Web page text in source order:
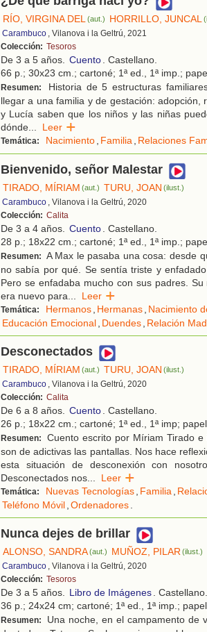
RÍO, VIRGINA DEL(aut.) HORRILLO, JUNCAL
Carambuco , Vilanova i la Geltrú, 2021
Colección: Tesoros
De 3 a 5 años. Cuento. Castellano.
66 p.; 30x23 cm.; cartoné; 1ª ed., 1ª imp.;
Resumen:
Historia de 5 estructuras
llegar a una familia y de gestación: adopción,
y Lucía saben que los niños y las niñas
dónde... Leer
Temática: Nacimiento, Familia, Relaciones
Bienvenido, señor Malestar
TIRADO, MÍRIAM (aut.) TURU, JOAN (ilust.)
Carambuco , Vilanova i la Geltrú, 2020
Colección: Calita
De 3 a 4 años. Cuento. Castellano.
28 p.; 18x22 cm.; cartoné; 1ª ed., 1ª imp.;
Resumen: A Max le pasaba una cosa: desde
no sabía por qué. Se sentía triste y
Pero se enfadaba mucho con sus padres.
era nuevo para... Leer
Temática: Hermanos, Hermanas, Nacimiento
Educación Emocional, Duendes, Relación
Desconectados
TIRADO, MÍRIAM (aut.) TURU, JOAN (ilust.)
Carambuco , Vilanova i la Geltrú, 2020
Colección: Calita
De 6 a 8 años. Cuento. Castellano.
26 p.; 18x22 cm.; cartoné; 1ª ed., 1ª imp;
Resumen:
Cuento escrito por Míriam Tirado
son de adictivas las pantallas. Nos hace
esta situación de desconexión con
Desconectados nos... Leer
Temática: Nuevas Tecnologías, Familia,
Teléfono Móvil,Ordenadores.
Nunca dejes de brillar
ALONSO, SANDRA(aut.) MUÑOZ, PILAR(ilust.)
Carambuco , Vilanova i la Geltrú, 2020
Colección: Tesoros
De 3 a 5 años. Libro de Imágenes. Castellano.
36 p.; 24x24 cm; cartoné; 1ª ed., 1ª imp.;
Resumen:
Una noche, en el campamento de